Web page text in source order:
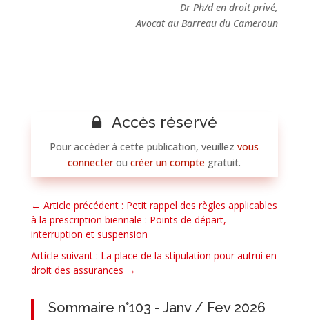
Dr Ph/d en droit privé,
Avocat au Barreau du Cameroun
Accès réservé
Pour accéder à cette publication, veuillezvous
connecteroucréer un compte gratuit.
← Article précédent : Petit rappel des règles applicables
à la prescription biennale : Points de départ,
interruption et suspension
Article suivant : La place de la stipulation pour autrui en
droit des assurances →
Sommaire n°103 - Janv / Fev 2026